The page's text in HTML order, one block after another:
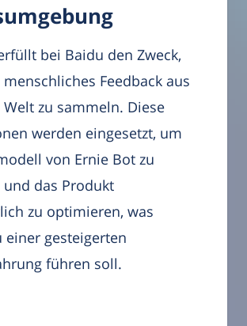
bei Baidu den Zweck,
Feedback aus
zu sammeln. Diese
werden eingesetzt, um
von Ernie Bot zu
das Produkt
zu optimieren, was
einer gesteigerten
führen soll.